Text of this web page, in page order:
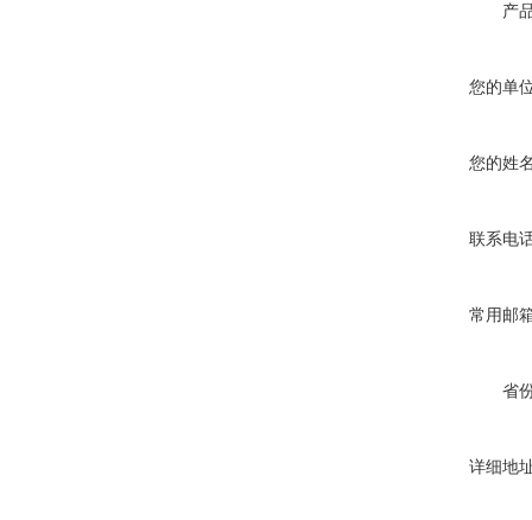
产
您的单
您的姓
联系电
常用邮
省
详细地